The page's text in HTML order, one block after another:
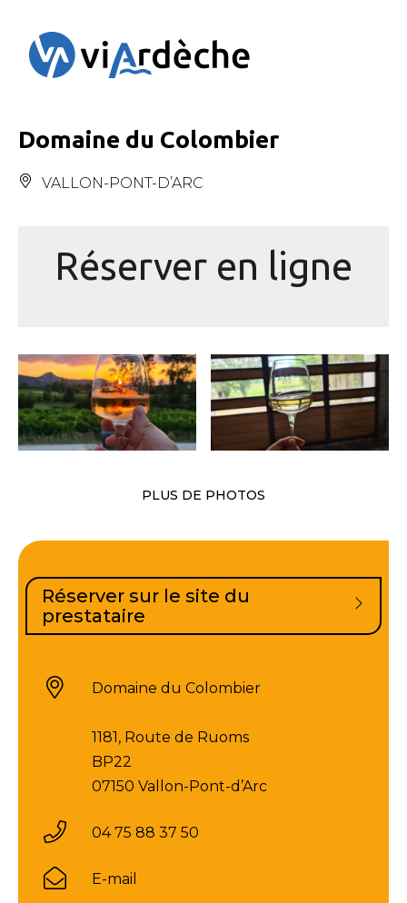
Domaine du Colombier
VALLON-PONT-D’ARC
Réserver en ligne
PLUS DE PHOTOS
Réserver sur le site du
prestataire
Domaine du Colombier
1181, Route de Ruoms
BP22
07150 Vallon-Pont-d’Arc
04 75 88 37 50
E-mail